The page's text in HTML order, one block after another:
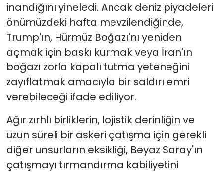
inandığını yineledi. Ancak deniz piyadeleri
önümüzdeki hafta mevzilendiğinde,
Trump'ın, Hürmüz Boğazı'nı yeniden
açmak için baskı kurmak veya İran'ın
boğazı zorla kapalı tutma yeteneğini
zayıflatmak amacıyla bir saldırı emri
verebileceği ifade ediliyor.
Ağır zırhlı birliklerin, lojistik derinliğin ve
uzun süreli bir askeri çatışma için gerekli
diğer unsurların eksikliği, Beyaz Saray'ın
çatışmayı tırmandırma kabiliyetini